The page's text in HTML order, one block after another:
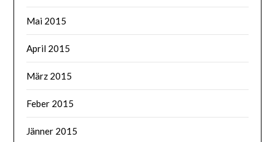
Mai 2015
April 2015
März 2015
Feber 2015
Jänner 2015